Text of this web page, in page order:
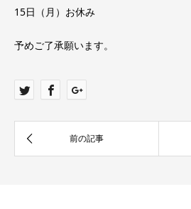
15日（月）お休み
予めご了承願います。